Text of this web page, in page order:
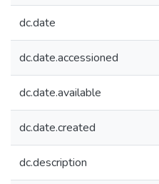
dc.date
dc.date.accessioned
dc.date.available
dc.date.created
dc.description